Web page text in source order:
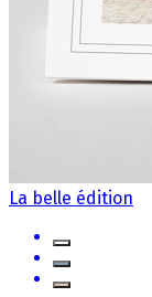
La belle édition